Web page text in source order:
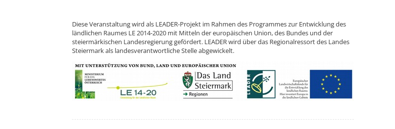
Diese Veranstaltung wird als LEADER-Projekt im Rahmen des Programmes zur Entwicklung des
ländlichen Raumes LE 2014-2020 mit Mitteln der europäischen Union, des Bundes und der
steiermärkischen Landesregierung gefördert. LEADER wird über das Regionalressort des Landes
Steiermark als landesverantwortliche Stelle abgewickelt.